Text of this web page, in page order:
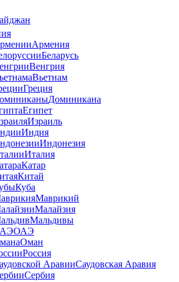
Армения
Беларусь
Венгрия
Вьетнам
Греция
Доминикана
Египет
Израиль
Индия
Индонезия
Италия
Катар
Китай
Куба
Маврикий
Малайзия
Мальдивы
ОАЭ
Оман
Россия
Саудовская Аравия
Сербия